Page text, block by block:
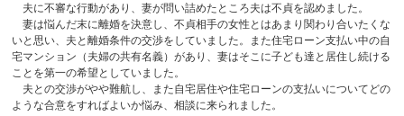
夫に不審な行動があり、妻が問い詰めたところ夫は不貞を認めました。
妻は悩んだ末に離婚を決意し、不貞相手の女性とはあまり関わり合いたくな
いと思い、夫と離婚条件の交渉をしていました。また住宅ローン支払い中の自
宅マンション（夫婦の共有名義）があり、妻はそこに子ども達と居住し続ける
ことを第一の希望としていました。
夫との交渉がやや難航し、また自宅居住や住宅ローンの支払いについてどの
ような合意をすればよいか悩み、相談に来られました。